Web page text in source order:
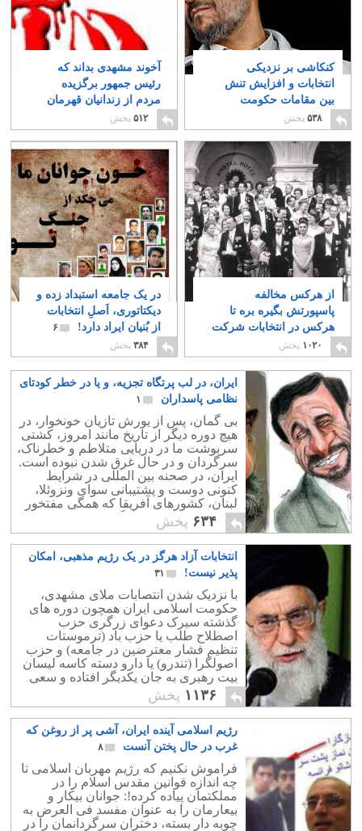
کنکاشی بر نزدیکی
انتخابات و افزایش تنش
بین مقامات حکومت
اسلامی!
۵۳۸ پخش
آخوند مشهدی بداند که
رئیس جمهور برگزیده
مردم از زندانیان قهرمان
است و نه مزدوران و
لاشخوران او!
۸
۵۱۲ پخش
از هرکس مخالفه
پاسپورتش بگیره بره تا
هرکس در انتخابات شرکت
نکنه ضد رژیم و خائنه
۱۶
۱۰۲۰ پخش
در یک جامعه استبداد زده و
دیکتاتوری، اَصلِ انتخابات
از بُنیان ایراد دارد!
۶
۳۸۴ پخش
ایران، در لب پرتگاه تجزیه، و یا در خطر کودتای
نظامی پاسداران
۱
بی گمان، پس از یورش تازیان خونخوار، در
هیچ دوره دیگر از تاریخ مانند امروز، کشتی
سربوشت ما در دریایی متلاطم و خطرناک،
سرگردان و در حال غرق شدن نبوده است.
ایران، در صحنه بین المللی در شرایط
کنونی دوست و پشتیبانی سوای ونزوئلا،
لبنان، کشورهای آفریقا که همگی مفتخور
و سودجویند دوست دیگری ندارد.
۶۳۴ پخش
انتخابات آزاد هرگز در یک رژیم مذهبی، امکان
پذیر نیست!
۳۱
با نزدیک شدن انتصابات ملای مشهدی،
حکومت اسلامی ایران همچون دوره های
گذشته سیرک دعوای زرگری حزب
اصطلاح طلب یا حزب باد (ترموستات
تنظیم فشار معترضین در جامعه) و حزب
اصولگرا (تندرو) یا دارو دسته کاسه لیسان
بیت رهبری به جان یکدیگر افتاده و سعی
در فریب مردم عامی دارند.
۱۱۳۶ پخش
رژیم اسلامی آینده ایران، آشی پر از روغن که
غرب در حال پختن آنست
۸
فراموش نکنیم که رژیم مهربان اسلامی تا
چه اندازه قوانین مقدس اسلام را در
مملکتمان پیاده کرده!: جوانان بیکار و
بیعارمان را به عنوان مفسد فی العرض به
چوبه دار بسته، دختران سرگردانمان را در